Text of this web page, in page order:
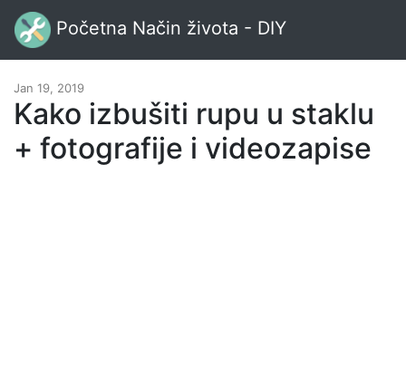
Početna Način života - DIY
Jan 19, 2019
Kako izbušiti rupu u staklu
+ fotografije i videozapise